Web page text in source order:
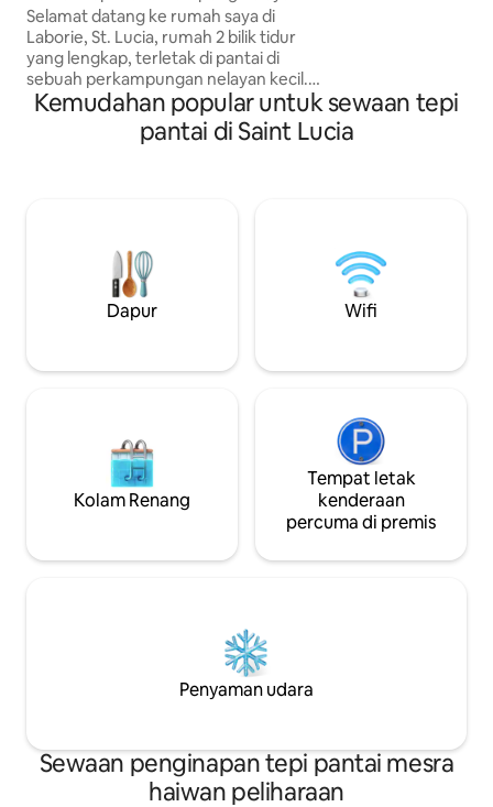
Selamat datang ke rumah saya di
Laborie, St. Lucia, rumah 2 bilik tidur
yang lengkap, terletak di pantai di
sebuah perkampungan nelayan kecil.
Kedua-dua bilik tidur adalah berhawa
dingin. Dapur ini serba lengkap
sepenuhnya, termasuk ketuhar
yang menakjubkan dengan kayak. Anda
akan berada dalam jarak berjalan kaki
singkat dari kampung yang mesra, di
mana anda boleh membeli barang-
sambil menikmati
matahari
Kemudahan popular untuk sewaan tepi
pantai di Saint Lucia
Dapur Wifi
Kolam Renang
Tempat letak
kenderaan
percuma di premis
Penyaman udara
Sewaan penginapan tepi pantai mesra
haiwan peliharaan